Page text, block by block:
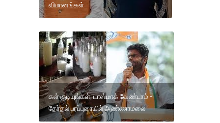
விமானங்கள்
கள் குடியுங்கள்; டாஸ்மாக் வேண்டாம் -
தேர்தல் பரப்புரையில் அண்ணாமலை